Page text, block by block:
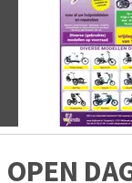
OPEN